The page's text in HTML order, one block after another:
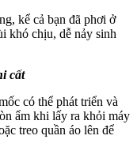
kể cả bạn đã phơi ở
khó chịu, dễ nảy sinh
cất
có thể phát triển và
ẩm khi lấy ra khỏi máy
treo quần áo lên để